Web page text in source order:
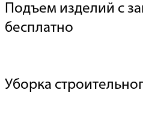
Подъем изделий с
бесплатно
Уборка